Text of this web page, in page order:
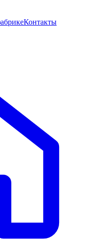
Контакты